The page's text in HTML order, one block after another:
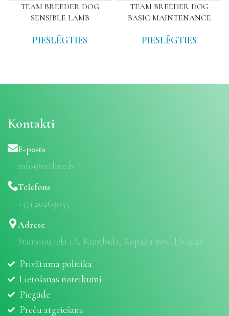
TEAM BREEDER DOG
SENSIBLE LAMB
PIESLĒGTIES
TEAM BREEDER DOG
BASIC MAINTENANCE
PIESLĒGTIES
Kontakti
E-pasts
info@vetline.lv
Telefons
+371 20269055
Adrese
Stūraiņu iela 1A, Rumbula, Ropažu nov., LV-2121
Privātuma politika
Lietošanas noteikumi
Piegāde
Preču atgriešana